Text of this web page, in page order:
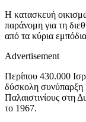
Η κατασκευή
παράνομη για τη
από τα κύρια
Advertisement
Περίπου 430.000
δύσκολη συνύπαρξη
Παλαιστινίους στη
το 1967.